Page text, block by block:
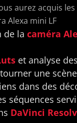
aurez acquis
Alexa mini LF
de la caméra
et analyse des
une
dans des
séquences
DaVinci